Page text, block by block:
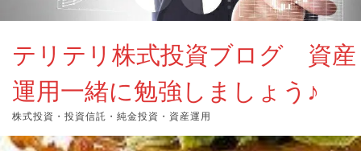
り
替
テリテリ株式投資ブログ 資産
運用一緒に勉強しましょう♪
株式投資・投資信託・純金投資・資産運用